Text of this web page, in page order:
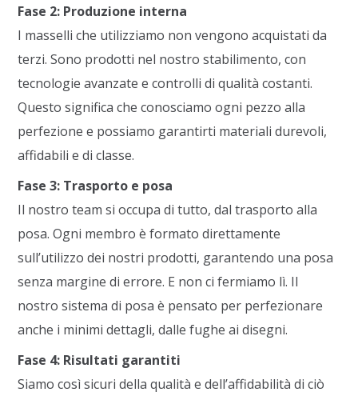
Fase 2: Produzione interna
I masselli che utilizziamo non vengono acquistati da
terzi. Sono prodotti nel nostro stabilimento, con
tecnologie avanzate e controlli di qualità costanti.
Questo significa che conosciamo ogni pezzo alla
perfezione e possiamo garantirti materiali durevoli,
affidabili e di classe.
Fase 3: Trasporto e posa
Il nostro team si occupa di tutto, dal trasporto alla
posa. Ogni membro è formato direttamente
sull’utilizzo dei nostri prodotti, garantendo una posa
senza margine di errore. E non ci fermiamo lì. Il
nostro sistema di posa è pensato per perfezionare
anche i minimi dettagli, dalle fughe ai disegni.
Fase 4: Risultati garantiti
Siamo così sicuri della qualità e dell’affidabilità di ciò